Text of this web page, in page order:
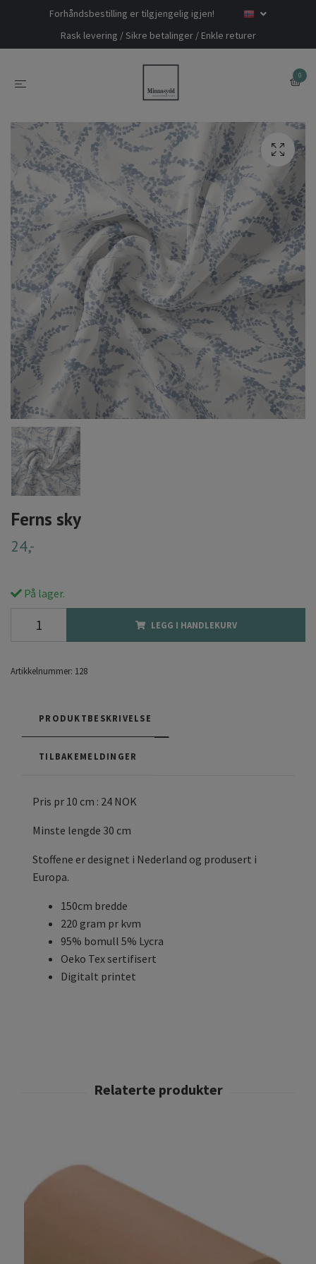
Forhåndsbestilling er tilgjengelig igjen!
Rask levering / Sikre betalinger / Enkle returer
0
Ferns sky
24,-
På lager.
LEGG I HANDLEKURV
Artikkelnummer: 128
PRODUKTBESKRIVELSE
TILBAKEMELDINGER
Pris pr 10 cm : 24 NOK
Minste lengde 30 cm
Stoffene er designet i Nederland og produsert i
Europa.
150cm bredde
220 gram pr kvm
95% bomull 5% Lycra
Oeko Tex sertifisert
Digitalt printet